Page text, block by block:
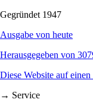
Gegründet 1947
Ausgabe von heute
Herausgegeben von
Diese Website auf
→ Service